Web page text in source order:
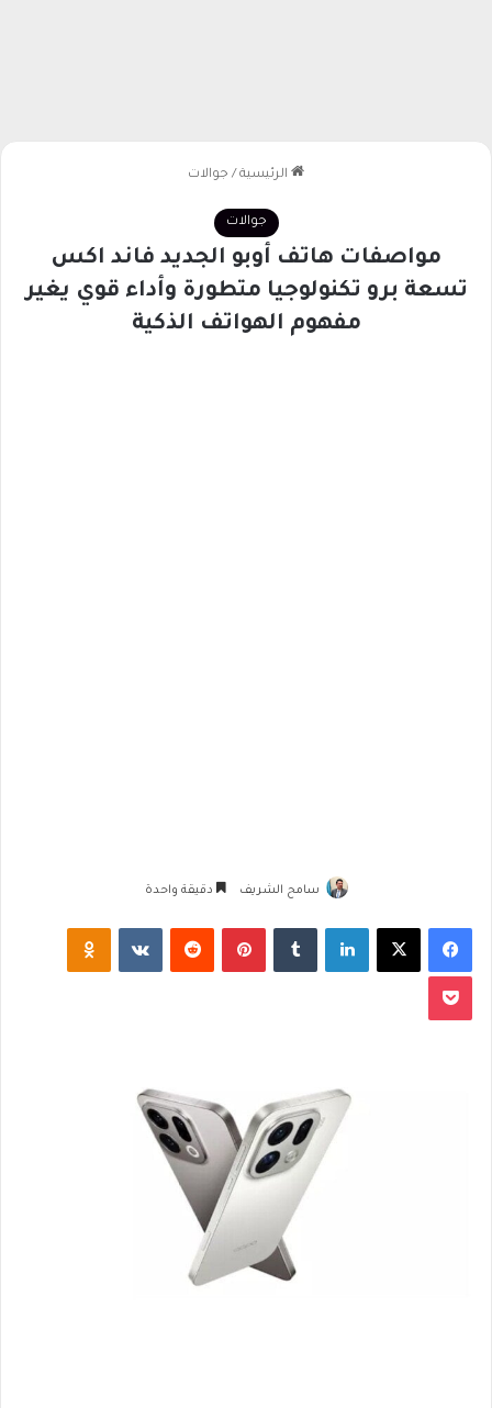
الرئيسية / جوالات
جوالات
مواصفات هاتف أوبو الجديد فاند اكس
تسعة برو تكنولوجيا متطورة وأداء قوي يغير
مفهوم الهواتف الذكية
سامح الشريف دقيقة واحدة
فيسبوك لينكدإن بينتيريست